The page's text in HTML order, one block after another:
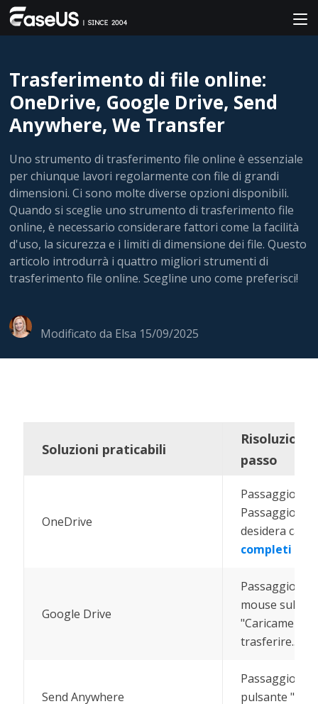
Trasferimento di file online:
OneDrive, Google Drive, Send
Anywhere, We Transfer
Uno strumento di trasferimento file online è essenziale
per chiunque lavori regolarmente con file di grandi
dimensioni. Ci sono molte diverse opzioni disponibili.
Quando si sceglie uno strumento di trasferimento file
online, è necessario considerare fattori come la facilità
d'uso, la sicurezza e i limiti di dimensione dei file. Questo
articolo introdurrà i quattro migliori strumenti di
trasferimento file online. Scegline uno come preferisci!
Modificato da Elsa 15/09/2025
Soluzioni praticabili
passo
OneDrive
Passaggio 1.
Passaggio 2.
desidera
completi
Google Drive
Passaggio 1.
mouse sullo
"Caricamento
trasferire...
Send Anywhere
Passaggio 1.
pulsante